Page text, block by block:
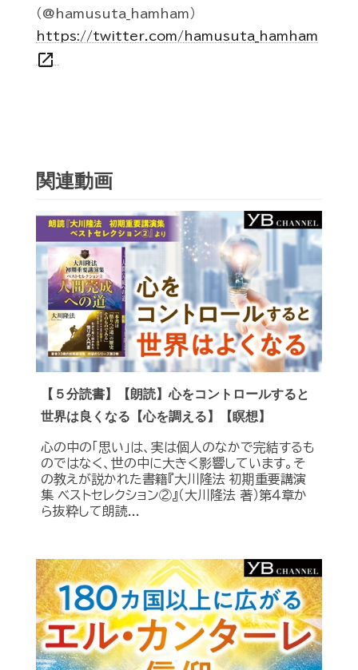
（@hamusuta_hamham）
https://twitter.com/hamusuta_hamham
open_in_new
関連動画
【５分読書】【朗読】心をコントロールすると
世界は良くなる【心を調える】【瞑想】
心の中の「思い」は、実は個人のなかで完結するも
のではなく、世の中に大きく影響しています。そ
の教えが説かれた書籍『大川隆法 初期重要講演
集 ベストセレクション②』（大川隆法 著）第４章か
ら抜粋して朗読...